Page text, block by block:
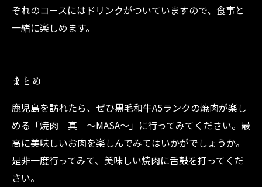
ぞれのコースにはドリンクがついていますので、食事と
一緒に楽しめます。
まとめ
鹿児島を訪れたら、ぜひ黒毛和牛A5ランクの焼肉が楽し
める「焼肉 真 ～MASA～」に行ってみてください。最
高に美味しいお肉を楽しんでみてはいかがでしょうか。
是非一度行ってみて、美味しい焼肉に舌鼓を打ってくだ
さい。